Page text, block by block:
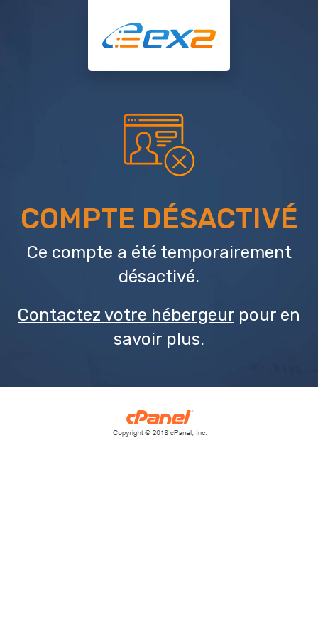
COMPTE DÉSACTIVÉ
Ce compte a été temporairement
désactivé.
Contactez votre hébergeur pour en
savoir plus.